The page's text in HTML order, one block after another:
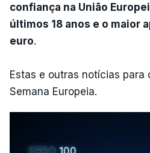
confiança na União
últimos 18 anos e o maior
euro.
Estas e outras notícias para
Semana Europeia.